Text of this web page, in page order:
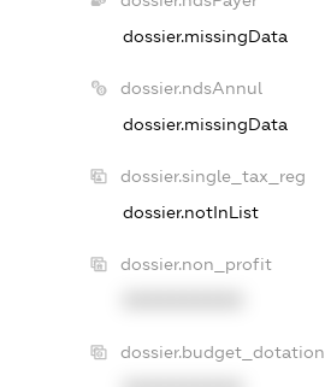
dossier.missingData
dossier.ndsAnnul
dossier.missingData
dossier.single_tax_reg
dossier.notInList
dossier.non_profit
dossier.budget_dotation